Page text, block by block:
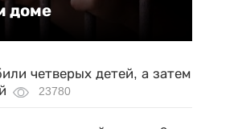
доме
четверых детей, а затем
23780